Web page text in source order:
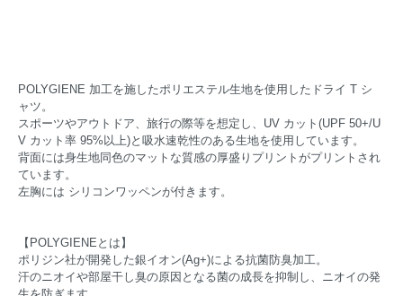
POLYGIENE 加工を施したポリエステル生地を使用したドライ T シ
ャツ。
スポーツやアウトドア、旅行の際等を想定し、UV カット(UPF 50+/U
V カット率 95%以上)と吸水速乾性のある生地を使用しています。
背面には身生地同色のマットな質感の厚盛りプリントがプリントされ
ています。
左胸には シリコンワッペンが付きます。
【POLYGIENEとは】
ポリジン社が開発した銀イオン(Ag+)による抗菌防臭加工。
汗のニオイや部屋干し臭の原因となる菌の成長を抑制し、ニオイの発